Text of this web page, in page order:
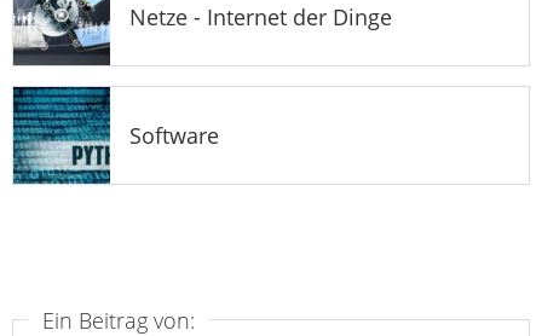
Netze - Internet der Dinge
Software
Ein Beitrag von: